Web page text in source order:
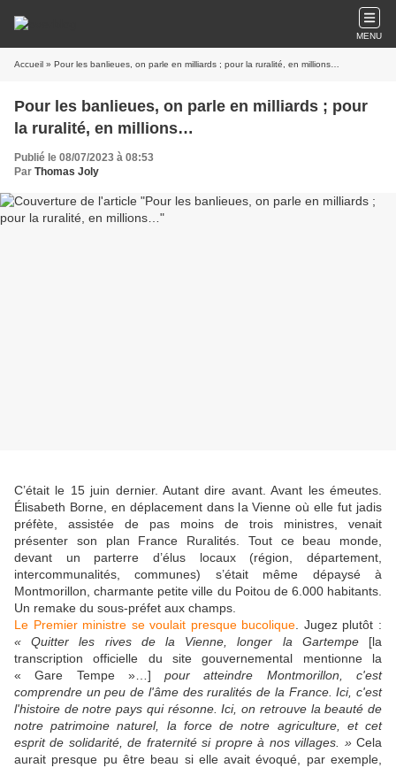
MENU
Accueil » Pour les banlieues, on parle en milliards ; pour la ruralité, en millions…
Pour les banlieues, on parle en milliards ; pour
la ruralité, en millions…
Publié le 08/07/2023 à 08:53
Par Thomas Joly
C’était le 15 juin dernier. Autant dire avant. Avant les émeutes.
Élisabeth Borne, en déplacement dans la Vienne où elle fut jadis
préfète, assistée de pas moins de trois ministres, venait
présenter son plan France Ruralités. Tout ce beau monde,
devant un parterre d’élus locaux (région, département,
intercommunalités, communes) s’était même dépaysé à
Montmorillon, charmante petite ville du Poitou de 6.000 habitants.
Un remake du sous-préfet aux champs.
Le Premier ministre se voulait presque bucolique . Jugez plutôt :
« Quitter les rives de la Vienne, longer la Gartempe[la
transcription officielle du site gouvernemental mentionne la
« Gare Tempe »…]pour atteindre Montmorillon, c'est
comprendre un peu de l'âme des ruralités de la France. Ici, c'est
l'histoire de notre pays qui résonne. Ici, on retrouve la beauté de
notre patrimoine naturel, la force de notre agriculture, et cet
esprit de solidarité, de fraternité si propre à nos villages. »Cela
aurait presque pu être beau si elle avait évoqué, par exemple,